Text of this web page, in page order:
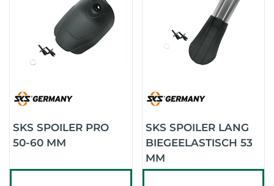
SKS SPOILER PRO
50-60 MM
SKS SPOILER LANG
BIEGEELASTISCH 53
MM